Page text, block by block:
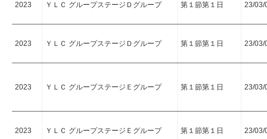
2023 ＹＬＣ グループステージＤグループ 第１節第１日 23/03/
2023 ＹＬＣ グループステージＤグループ 第１節第１日 23/03/
2023 ＹＬＣ グループステージＥグループ 第１節第１日 23/03/
2023 ＹＬＣ グループステージＥグループ 第１節第１日 23/03/